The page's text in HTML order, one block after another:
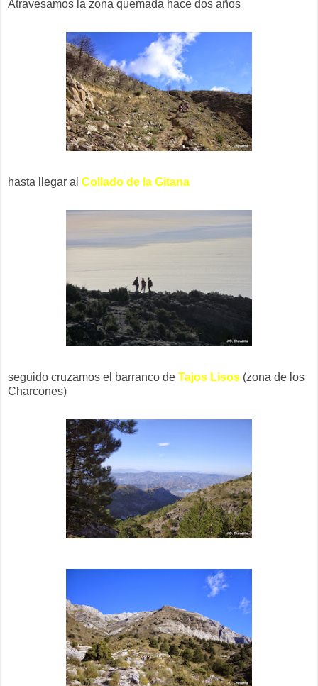
Atravesamos la zona quemada hace dos años
hasta llegar al Collado de la Gitana
seguido cruzamos el barranco de Tajos Lisos (zona de los
Charcones)